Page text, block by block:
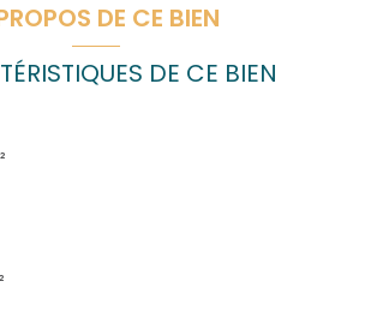
DE CE BIEN
DE CE BIEN